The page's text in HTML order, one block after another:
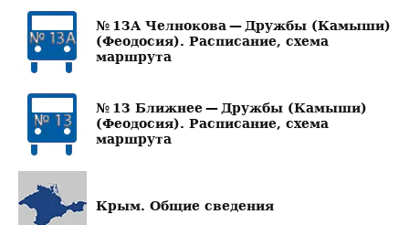
№ 13А Челнокова — Дружбы (Камыши)
(Феодосия). Расписание, схема
маршрута
№ 13 Ближнее — Дружбы (Камыши)
(Феодосия). Расписание, схема
маршрута
Крым. Общие сведения